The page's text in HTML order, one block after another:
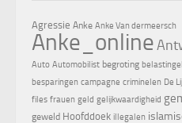
Agressie Anke Anke Van dermeersch
Anke_online
Auto Automobilist begroting
besparingen campagne criminelen De
files frauen geld gelijkwaardigheid
geweld Hoofddoek illegalen